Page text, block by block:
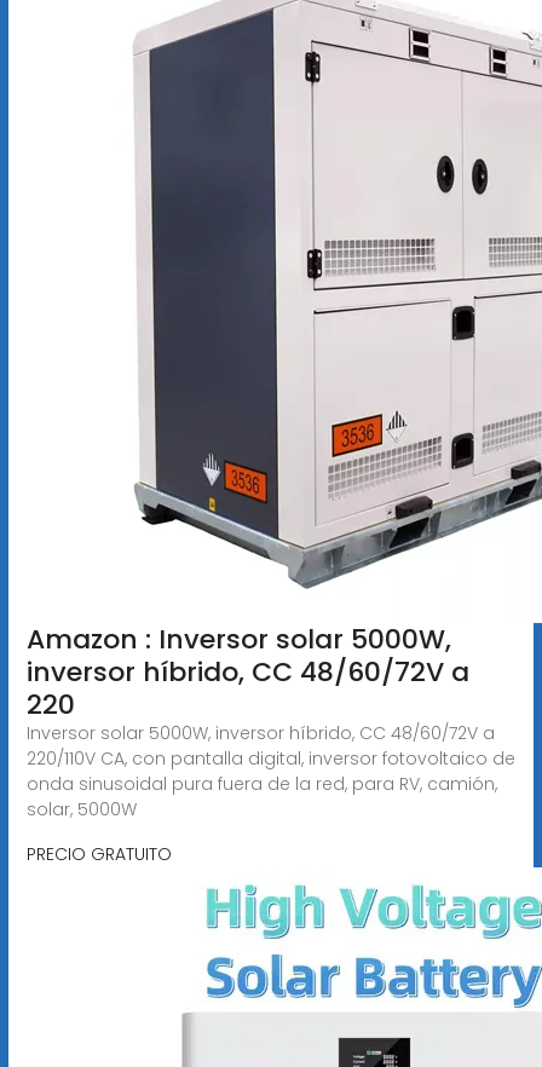
Amazon : Inversor solar 5000W,
inversor híbrido, CC 48/60/72V a
220
Inversor solar 5000W, inversor híbrido, CC 48/60/72V a
220/110V CA, con pantalla digital, inversor fotovoltaico de
onda sinusoidal pura fuera de la red, para RV, camión,
solar, 5000W
PRECIO GRATUITO